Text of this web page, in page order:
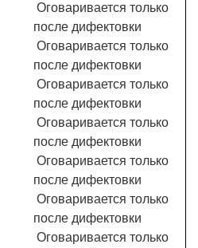
Оговаривается только
после дифектовки
Оговаривается только
после дифектовки
Оговаривается только
после дифектовки
Оговаривается только
после дифектовки
Оговаривается только
после дифектовки
Оговаривается только
после дифектовки
Оговаривается только